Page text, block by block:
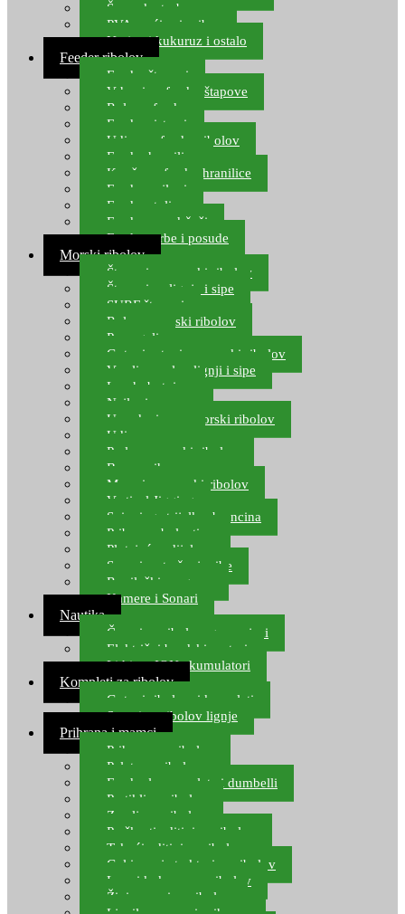
Šaranske torbe
PVA vrećice i pribor
Umjetni kukuruz i ostalo
Feeder ribolov
Feeder štapovi
Vrhovi za feeder štapove
Role za feeder
Feeder sistemi
Udice za feeder ribolov
Feeder hranilice
Kopče za feeder hranilice
Feeder najloni
Feeder stolice
Feeder arm držači
Feeder torbe i posude
Morski ribolov
Štapovi za morski ribolov
Štapovi za lignje i sipe
SURF štapovi
Role za morski ribolov
Parangali
Gotovi setovi za morski ribolov
Varalice za lov lignji i sipe
Lov hobotnice
Najloni za more
Upredenice za morski ribolov
Udice za more
Perle za morski ribolov
Brum prihrana za more
Mamci za morski ribolov
Vertical Jigging
Spinning strijelke, brancina
Pribor za bolentino
Plutajuća odijela
Sonari za traženje ribe
Ronilački program
Kamere i Sonari
Nautika
Čamci za ribolov, gumenjaci
Električni brodski motori
Lithium ION akumulatori
Kompleti za ribolov
Gotovi ribolovni kompleti
Setovi za ribolov lignje
Prihrana i mamci
Prihrana za ribolov
Pelete za ribolov
Feeder lovne pelete i dumbelli
Partikli za ribolov
Zemlja za ribolov
Praškasti aditivi za ribolov
Tekući aditivi za ribolov
Gel i sprej atraktori za ribolov
Lovni kukuruz za ribolov
Živi mamci za ribolov